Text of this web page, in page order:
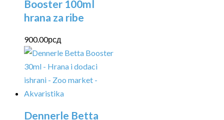
Booster 100ml
hrana za ribe
900.00рсд
Dennerle Betta